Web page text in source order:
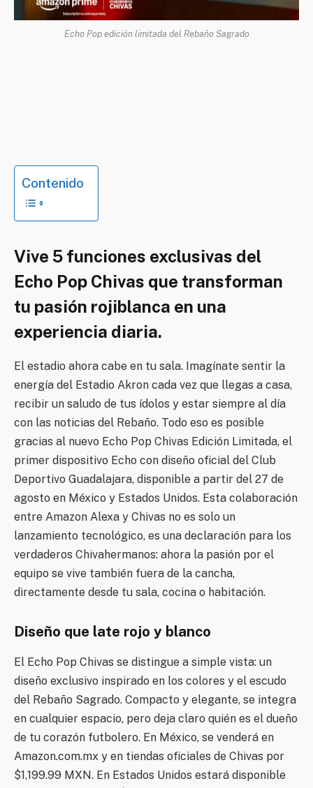
Echo Pop edición limitada del Rebaño Sagrado
Contenido
Vive 5 funciones exclusivas del
Echo Pop Chivas que transforman
tu pasión rojiblanca en una
experiencia diaria.
El estadio ahora cabe en tu sala. Imagínate sentir la
energía del Estadio Akron cada vez que llegas a casa,
recibir un saludo de tus ídolos y estar siempre al día
con las noticias del Rebaño. Todo eso es posible
gracias al nuevo Echo Pop Chivas Edición Limitada, el
primer dispositivo Echo con diseño oficial del Club
Deportivo Guadalajara, disponible a partir del 27 de
agosto en México y Estados Unidos. Esta colaboración
entre Amazon Alexa y Chivas no es solo un
lanzamiento tecnológico, es una declaración para los
verdaderos Chivahermanos: ahora la pasión por el
equipo se vive también fuera de la cancha,
directamente desde tu sala, cocina o habitación.
Diseño que late rojo y blanco
El Echo Pop Chivas se distingue a simple vista: un
diseño exclusivo inspirado en los colores y el escudo
del Rebaño Sagrado. Compacto y elegante, se integra
en cualquier espacio, pero deja claro quién es el dueño
de tu corazón futbolero. En México, se venderá en
Amazon.com.mx y en tiendas oficiales de Chivas por
$1,199.99 MXN. En Estados Unidos estará disponible